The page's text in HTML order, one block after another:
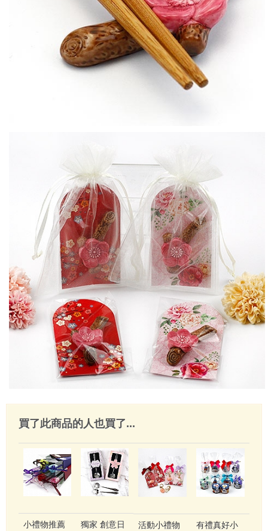
買了此商品的人也買了...
小禮物推薦
獨家 創意日
活動小禮物
有禮真好小